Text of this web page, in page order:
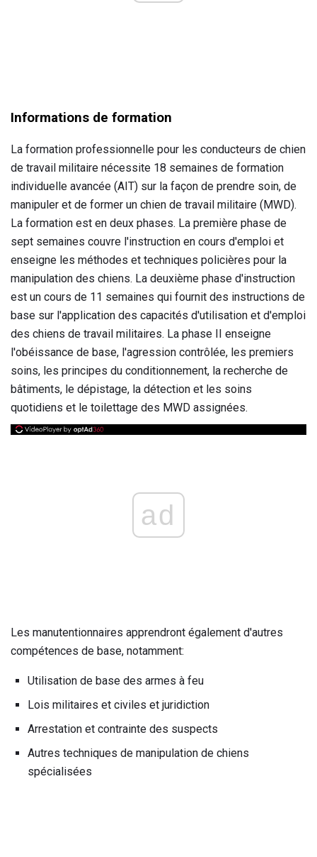
Informations de formation
La formation professionnelle pour les conducteurs de chien
de travail militaire nécessite 18 semaines de formation
individuelle avancée (AIT) sur la façon de prendre soin, de
manipuler et de former un chien de travail militaire (MWD).
La formation est en deux phases. La première phase de
sept semaines couvre l'instruction en cours d'emploi et
enseigne les méthodes et techniques policières pour la
manipulation des chiens. La deuxième phase d'instruction
est un cours de 11 semaines qui fournit des instructions de
base sur l'application des capacités d'utilisation et d'emploi
des chiens de travail militaires. La phase II enseigne
l'obéissance de base, l'agression contrôlée, les premiers
soins, les principes du conditionnement, la recherche de
bâtiments, le dépistage, la détection et les soins
quotidiens et le toilettage des MWD assignées.
ad
Les manutentionnaires apprendront également d'autres
compétences de base, notamment:
Utilisation de base des armes à feu
Lois militaires et civiles et juridiction
Arrestation et contrainte des suspects
Autres techniques de manipulation de chiens
spécialisées